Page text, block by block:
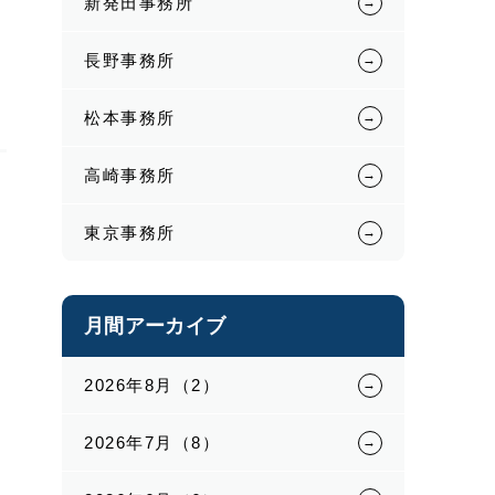
長野事務所
松本事務所
高崎事務所
東京事務所
月間アーカイブ
2026年8月（2）
2026年7月（8）